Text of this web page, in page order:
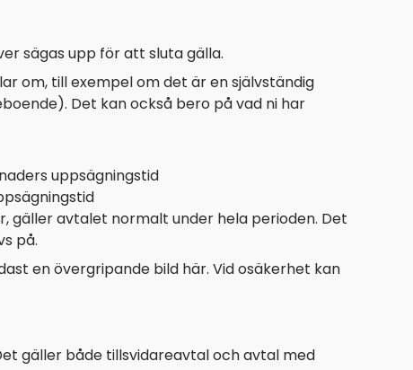
sägas upp för att sluta gälla.
om, till exempel om det är en självständig
Det kan också bero på vad ni har
uppsägningstid
gäller avtalet normalt under hela perioden. Det
på.
en övergripande bild här. Vid osäkerhet kan
gäller både tillsvidareavtal och avtal med